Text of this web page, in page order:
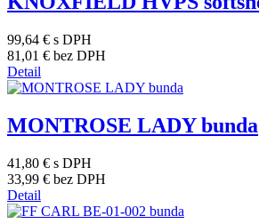
99,64 € s DPH
81,01 € bez DPH
Detail
MONTROSE LADY bunda
41,80 € s DPH
33,99 € bez DPH
Detail